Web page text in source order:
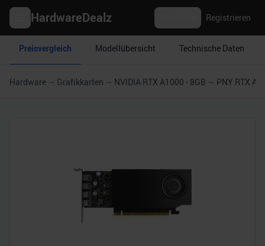
HardwareDealz Registrieren
Preisvergleich Modellübersicht Technische Daten
Hardware Grafikkarten NVIDIA RTX A1000 - 8GB PNY RTX